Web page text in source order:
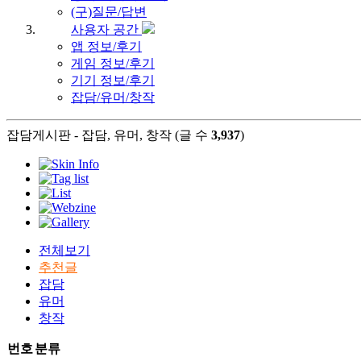
(구)질문/답변
사용자 공간
앱 정보/후기
게임 정보/후기
기기 정보/후기
잡담/유머/창작
잡담게시판 - 잡담, 유머, 창작 (글 수 3,937)
전체보기
추천글
잡담
유머
창작
번호 분류